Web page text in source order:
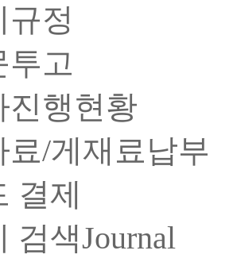
규정
투고
진행현황
료/게재료납부
결제
검색Journal